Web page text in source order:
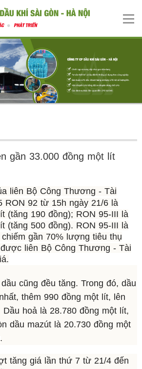
gần 33.000 đồng một lít
liên Bộ Công Thương - Tài
RON 92 từ 15h ngày 21/6 là
(tăng 190 đồng); RON 95-III là
(tăng 500 đồng). RON 95-III là
chiếm gần 70% lượng tiêu thụ
liên Bộ Công Thương - Tài
cũng đều tăng. Trong đó, dầu
thêm 990 đồng một lít, lên
hoả là 28.780 đồng một lít,
dầu mazút là 20.730 đồng một
tăng giá lần thứ 7 từ 21/4 đến